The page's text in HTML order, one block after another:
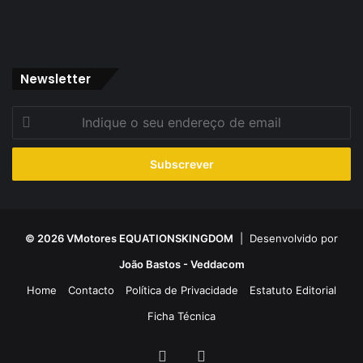
Newsletter
seu
de
© 2026 VMotores EQUATIONSKINGDOM | Desenvolvido por
João Bastos - Veddacom
Home
Contacto Política de Privacidade
Estatuto Editorial
Ficha Técnica
Facebook